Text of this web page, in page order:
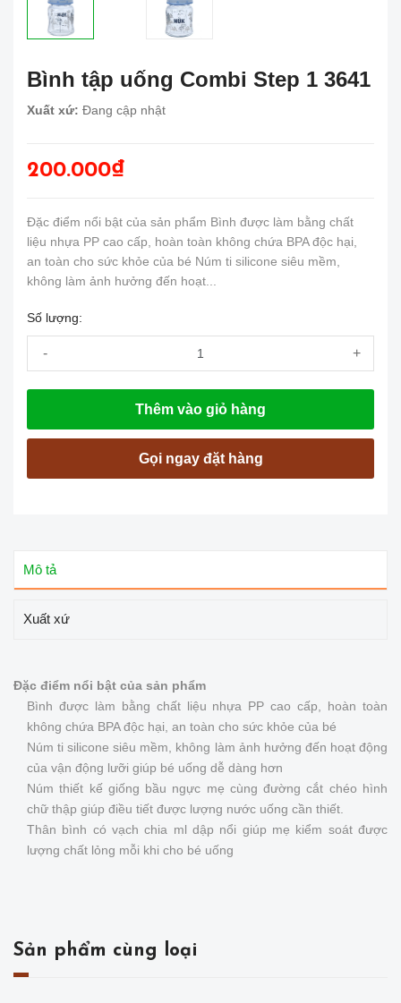
Bình tập uống Combi Step 1 3641
Xuất xứ: Đang cập nhật
200.000₫
Đặc điểm nổi bật của sản phẩm Bình được làm bằng chất
liệu nhựa PP cao cấp, hoàn toàn không chứa BPA độc hại,
an toàn cho sức khỏe của bé Núm ti silicone siêu mềm,
không làm ảnh hưởng đến hoạt...
Số lượng:
- +
Thêm vào giỏ hàng
Gọi ngay đặt hàng
Mô tả
Xuất xứ
Đặc điểm nổi bật của sản phẩm
Bình được làm bằng chất liệu nhựa PP cao cấp, hoàn toàn
không chứa BPA độc hại, an toàn cho sức khỏe của bé
Núm ti silicone siêu mềm, không làm ảnh hưởng đến hoạt động
của vận động lưỡi giúp bé uống dễ dàng hơn
Núm thiết kế giống bầu ngực mẹ cùng đường cắt chéo hình
chữ thập giúp điều tiết được lượng nước uống cần thiết.
Thân bình có vạch chia ml dập nổi giúp mẹ kiểm soát được
lượng chất lỏng mỗi khi cho bé uống
Sản phẩm cùng loại